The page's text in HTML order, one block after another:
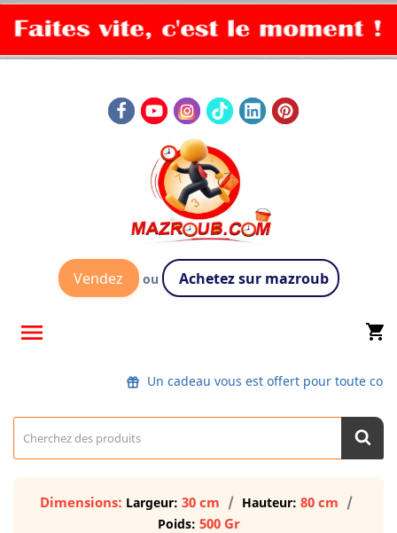
Vendez ou Achetez sur mazroub
 shopping_cart
Un cadeau vous est offert pour toute
Dimensions: Largeur: 30 cm Hauteur: 80 cm
Poids: 500 Gr